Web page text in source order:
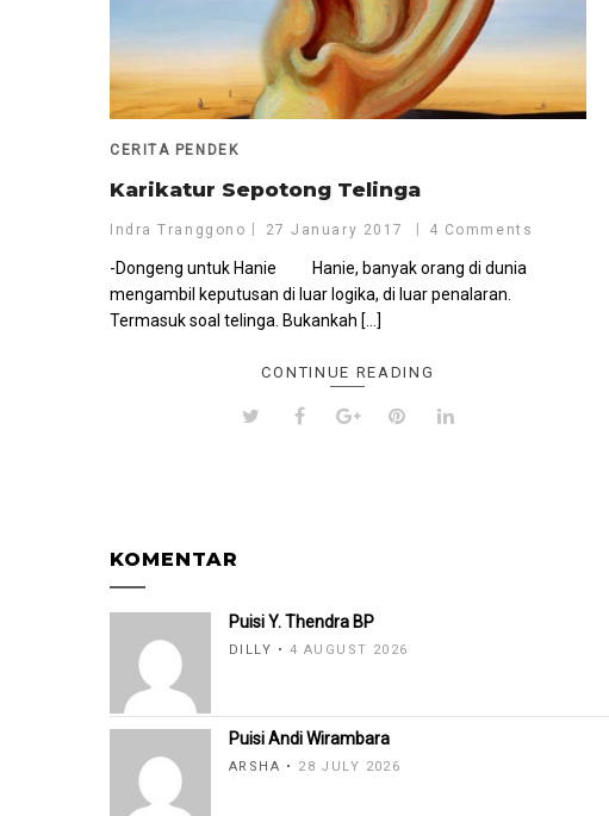
CERITA PENDEK
Karikatur Sepotong Telinga
Indra Tranggono 27 January 2017 4 Comments
-Dongeng untuk Hanie Hanie, banyak orang di dunia
mengambil keputusan di luar logika, di luar penalaran.
Termasuk soal telinga. Bukankah […]
CONTINUE READING
KOMENTAR
Puisi Y. Thendra BP
DILLY 4 AUGUST 2026
Puisi Andi Wirambara
ARSHA 28 JULY 2026